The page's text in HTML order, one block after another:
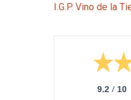
I.G.P. Vino de la
9.2 / 10